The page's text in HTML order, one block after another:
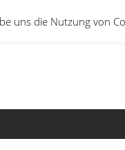
uns die Nutzung von